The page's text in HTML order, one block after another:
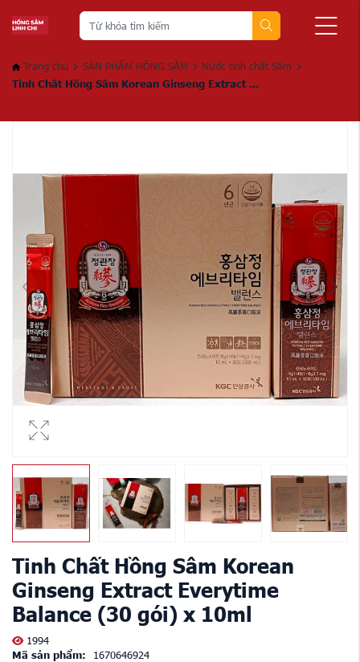
Trang chủ SẢN PHẨM HỒNG SÂM
Nước tinh chất Sâm
Tinh Chất Hồng Sâm Korean Ginseng Extract ...
Tinh Chất Hồng Sâm Korean
Ginseng Extract Everytime
Balance (30 gói) x 10ml
1994
Mã sản phẩm:
1670646924